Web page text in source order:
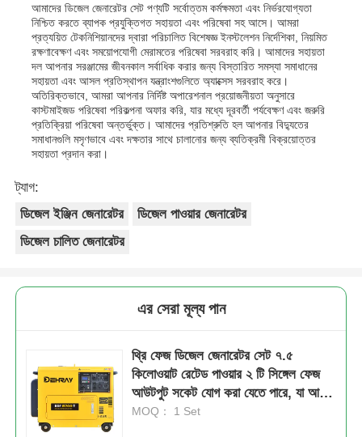
আমাদের ডিজেল জেনারেটর সেট পণ্যটি সর্বোত্তম কর্মক্ষমতা এবং নির্ভরযোগ্যতা
নিশ্চিত করতে ব্যাপক প্রযুক্তিগত সহায়তা এবং পরিষেবা সহ আসে। আমরা
প্রত্যয়িত টেকনিশিয়ানদের দ্বারা পরিচালিত বিশেষজ্ঞ ইনস্টলেশন নির্দেশিকা, নিয়মিত
রক্ষণাবেক্ষণ এবং সময়োপযোগী মেরামতের পরিষেবা সরবরাহ করি। আমাদের সহায়তা
দল আপনার সরঞ্জামের জীবনকাল সর্বাধিক করার জন্য বিস্তারিত সমস্যা সমাধানের
সহায়তা এবং আসল প্রতিস্থাপন যন্ত্রাংশগুলিতে অ্যাক্সেস সরবরাহ করে।
অতিরিক্তভাবে, আমরা আপনার নির্দিষ্ট অপারেশনাল প্রয়োজনীয়তা অনুসারে
কাস্টমাইজড পরিষেবা পরিকল্পনা অফার করি, যার মধ্যে দূরবর্তী পর্যবেক্ষণ এবং জরুরি
প্রতিক্রিয়া পরিষেবা অন্তর্ভুক্ত। আমাদের প্রতিশ্রুতি হল আপনার বিদ্যুতের
সমাধানগুলি মসৃণভাবে এবং দক্ষতার সাথে চালানোর জন্য ব্যতিক্রমী বিক্রয়োত্তর
সহায়তা প্রদান করা।
ট্যাগ:
ডিজেল ইঞ্জিন জেনারেটর
ডিজেল পাওয়ার জেনারেটর
ডিজেল চালিত জেনারেটর
এর সেরা মূল্য পান
থ্রি ফেজ ডিজেল জেনারেটর সেট ৭.৫
কিলোওয়াট রেটেড পাওয়ার ২ টি সিঙ্গেল ফেজ
আউটপুট সকেট যোগ করা যেতে পারে, যা আদর্শ
শিল্প বিদ্যুতের উৎস
MOQ： 1 Set